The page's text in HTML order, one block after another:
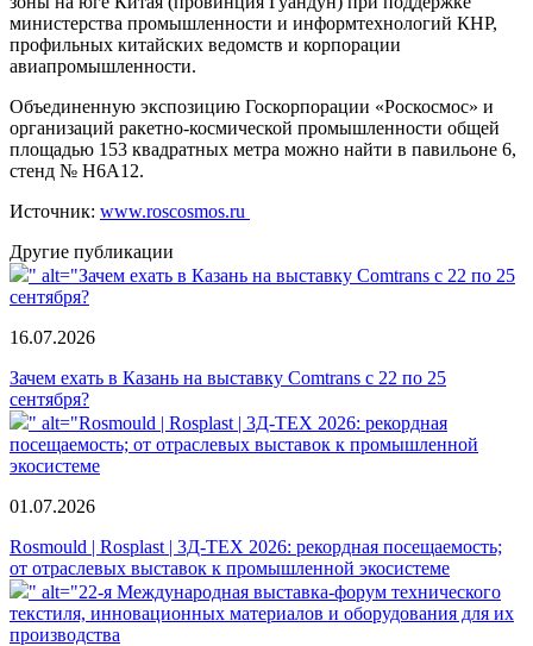
министерства промышленности и информтехнологий КНР,
профильных китайских ведомств и корпорации
авиапромышленности.
Объединенную экспозицию Госкорпорации «Роскосмос» и
организаций ракетно-космической промышленности общей
площадью 153 квадратных метра можно найти в павильоне 6,
стенд № Н6A12.
Источник: www.roscosmos.ru
Другие публикации
" alt="Зачем ехать в Казань на выставку Comtrans c 22 по 25
сентября?
16.07.2026
Зачем ехать в Казань на выставку Comtrans c 22 по 25
сентября?
" alt="Rosmould | Rosplast | 3Д-ТЕХ 2026: рекордная
посещаемость; от отраслевых выставок к промышленной
экосистеме
01.07.2026
Rosmould | Rosplast | 3Д-ТЕХ 2026: рекордная посещаемость;
от отраслевых выставок к промышленной экосистеме
" alt="22-я Международная выставка-форум технического
текстиля, инновационных материалов и оборудования для их
производства